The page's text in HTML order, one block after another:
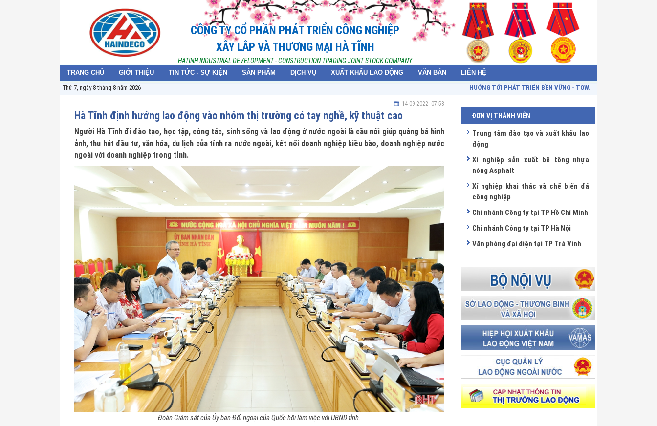
CÔNG TY CỔ PHẦN PHÁT TRIỂN CÔNG NGHIỆP
XÂY LẮP VÀ THƯƠNG MẠI HÀ TĨNH
HATINH INDUSTRIAL DEVELOPMENT - CONSTRUCTION TRADING JOINT STOCK COMPANY
TRANG CHỦ GIỚI THIỆU TIN TỨC - SỰ KIỆN SẢN PHẨM DỊCH VỤ XUẤT KHẨU LAO ĐỘNG VĂN BẢN LIÊN HỆ
Thứ 7, ngày 8 tháng 8 năm 2026 HƯỚNG TỚI PHÁT TRIỂN BỀN VỮNG - TOWARDS SUSTAINABLE
14-09-2022- 07:58
Hà Tĩnh định hướng lao động vào nhóm thị trường có tay nghề, kỹ thuật cao
Người Hà Tĩnh đi đào tạo, học tập, công tác, sinh sống và lao động ở nước ngoài là cầu nối giúp quảng bá hình
ảnh, thu hút đầu tư, văn hóa, du lịch của tỉnh ra nước ngoài, kết nối doanh nghiệp kiều bào, doanh nghiệp nước
ngoài với doanh nghiệp trong tỉnh.
Đoàn Giám sát của Ủy ban Đối ngoại của Quốc hội làm việc với UBND tỉnh.
ĐƠN VỊ THÀNH VIÊN
Trung tâm đào tạo và xuất khẩu lao
động
Xí nghiệp sản xuất bê tông nhựa
nóng Asphalt
Xí nghiệp khai thác và chế biến đá
công nghiệp
Chi nhánh Công ty tại TP Hồ Chí Minh
Chi nhánh Công ty tại TP Hà Nội
Văn phòng đại diện tại TP Trà Vinh